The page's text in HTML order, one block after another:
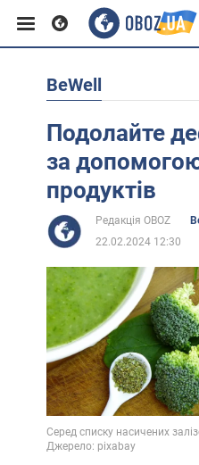
Європа
США
Африка
Життя
Лайфхаки
BeWell
Подолайте
за
продуктів
Редакція OBOZ
22.02.2024 12:30
Серед списку насичених
Джерело: pixabay